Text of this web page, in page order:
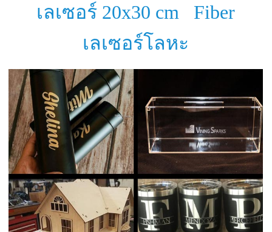
เลเซอร์ 20x30 cm
Fiber
เลเซอร์โลหะ